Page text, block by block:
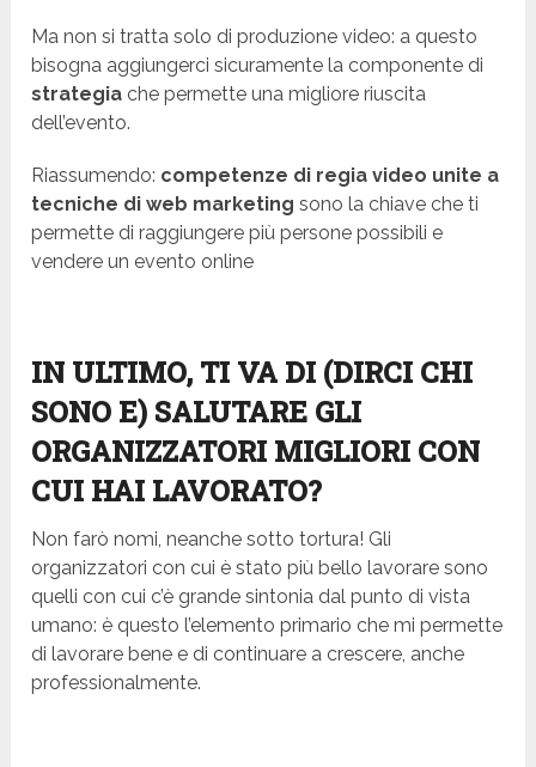
Ma non si tratta solo di produzione video: a questo
bisogna aggiungerci sicuramente la componente di
strategia che permette una migliore riuscita
dell’evento.
Riassumendo: competenze di regia video unite a
tecniche di web marketing sono la chiave che ti
permette di raggiungere più persone possibili e
vendere un evento online
IN ULTIMO, TI VA DI (DIRCI CHI
SONO E) SALUTARE GLI
ORGANIZZATORI MIGLIORI CON
CUI HAI LAVORATO?
Non farò nomi, neanche sotto tortura! Gli
organizzatori con cui è stato più bello lavorare sono
quelli con cui c’è grande sintonia dal punto di vista
umano: è questo l’elemento primario che mi permette
di lavorare bene e di continuare a crescere, anche
professionalmente.